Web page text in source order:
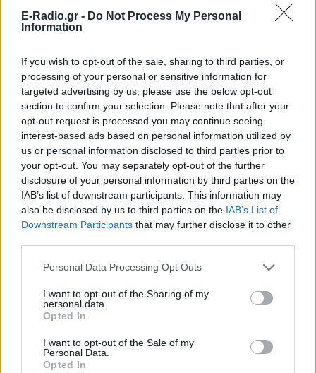
E-Radio.gr - Do Not Process My Personal
Information
If you wish to opt-out of the sale, sharing to third parties, or
processing of your personal or sensitive information for
targeted advertising by us, please use the below opt-out
section to confirm your selection. Please note that after your
opt-out request is processed you may continue seeing
interest-based ads based on personal information utilized by
us or personal information disclosed to third parties prior to
your opt-out. You may separately opt-out of the further
disclosure of your personal information by third parties on the
IAB’s list of downstream participants. This information may
also be disclosed by us to third parties on the IAB’s List of
Downstream Participants that may further disclose it to other
Personal Data Processing Opt Outs
I want to opt-out of the Sharing of my
personal data.
Opted In
I want to opt-out of the Sale of my
Personal Data.
Opted In
ΔΕΙΤΕ ΕΠΙΣΗΣ
ΣΤΗΝ ΙΔΙΑ ΚΑΤΗΓΟΡΙΑ
«Θέλω τον μπαμπά μου»: Το
βίντεο της μεθυσμένης οδηγού
που σκότωσε νύφη ώρες μετά
τον γάμο της
Η Jamie Lee Komoroski, με αλκοόλ
πάνω στο golf cart των νεόνυμφων στο
Folly Beach - τώρα νέο υλικό από το